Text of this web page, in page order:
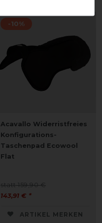
-10%
Acavallo Widerristfreies
Konfigurations-
Taschenpad Ecowool
Flat
statt 159,90 €
143,91 € *
ARTIKEL MERKEN